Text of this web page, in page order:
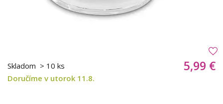
Skladom > 10 ks
Doručíme v utorok 11.8.
5,99 €